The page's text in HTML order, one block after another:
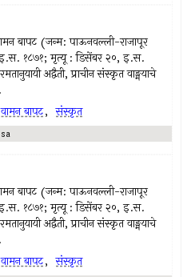
बापट (जन्म: पाऊनवल्ली-राजापूर
इ.स. १८७१; मृत्यू : डिसेंबर २०, इ.स.
अद्वैती, प्राचीन संस्कृत वाङ्मयाचे
बापट, संस्कृत
बापट (जन्म: पाऊनवल्ली-राजापूर
इ.स. १८७१; मृत्यू : डिसेंबर २०, इ.स.
अद्वैती, प्राचीन संस्कृत वाङ्मयाचे
बापट, संस्कृत